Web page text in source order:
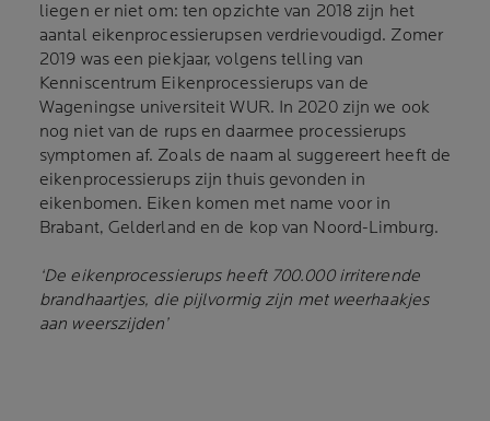
liegen er niet om: ten opzichte van 2018 zijn het
aantal eikenprocessierupsen verdrievoudigd. Zomer
2019 was een piekjaar, volgens telling van
Kenniscentrum Eikenprocessierups van de
Wageningse universiteit WUR. In 2020 zijn we ook
nog niet van de rups en daarmee processierups
symptomen af. Zoals de naam al suggereert heeft de
eikenprocessierups zijn thuis gevonden in
eikenbomen. Eiken komen met name voor in
Brabant, Gelderland en de kop van Noord-Limburg.
‘De eikenprocessierups heeft 700.000 irriterende
brandhaartjes, die pijlvormig zijn met weerhaakjes
aan weerszijden’